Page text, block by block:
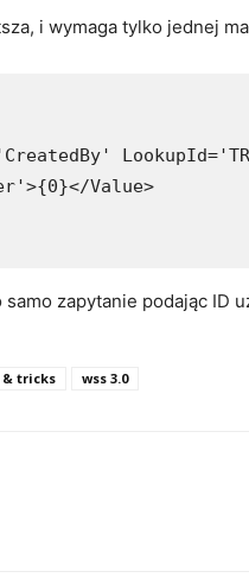
i wymaga tylko jednej
Value>
zapytanie podając ID
tricks wss 3.0